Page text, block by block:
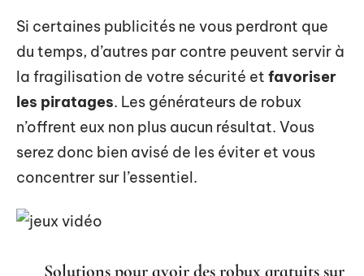
Si certaines publicités ne vous perdront que
du temps, d’autres par contre peuvent servir à
la fragilisation de votre sécurité et favoriser
les piratages. Les générateurs de robux
n’offrent eux non plus aucun résultat. Vous
serez donc bien avisé de les éviter et vous
concentrer sur l’essentiel.
Solutions pour avoir des robux gratuits sur